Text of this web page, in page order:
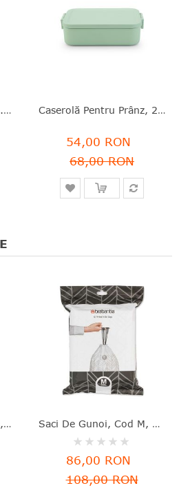
Caserolă Pentru Prânz,1.1l, Verde, Plastic, 20x13.5x5.5 Cm, Make&Take, Brabantia - 8710755202605 Caserolă Pentru Prânz, 2 L, Verde, Plastic, 25.5x16.7x6 Cm, Make&Take, Brabantia - 8710755203145
54,00 RON
68,00 RON
Uscător Vase, Gri Închis, Aluminiu+plastic, 46.3x20x12.6 Cm, Brabantia - 8710755117268 Saci De Gunoi, Cod M, 40 Bucăţi, 60 L, Brabantia - 8710755138829
Rating:
0%
86,00 RON
108,00 RON